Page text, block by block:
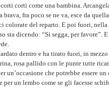
corti come una bambina.
brava, fra poco se ne va, esce da
colorate del reparto. E poi fuori, nella
sta dicendo: “Si segga, per favore”.
dentro e ha tirato fuori, in
rosa pallido con le punte tutte
un’occasione che potrebbe essere
per un lembo come se gli facesse